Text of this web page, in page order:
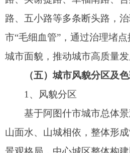
调，为公共建筑增加活力和特色。
（六）公共服务设施体系
基于阿图什市带状组团分布的
规划确定“城市双中心+节点”的公共
主中心，即位于松他克路与帕米尔
一体，是城市公共服务集聚核心区
即新城片区开拓路与帕米尔路交汇
政办公、商务商业、会展等功能。
南、火车站等功能组团相应设置公